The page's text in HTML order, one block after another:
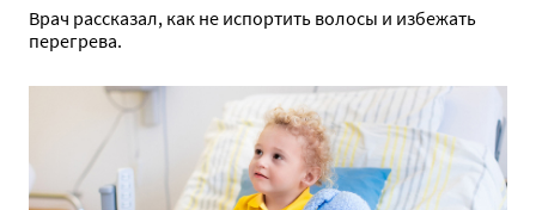
Врач рассказал, как не испортить волосы и избежать
перегрева.